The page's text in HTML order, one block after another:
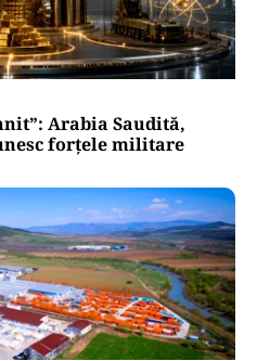
Arabia Saudită,
forțele militare